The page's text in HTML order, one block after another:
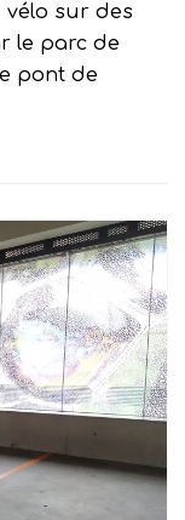
vélo sur des
le parc de
pont de